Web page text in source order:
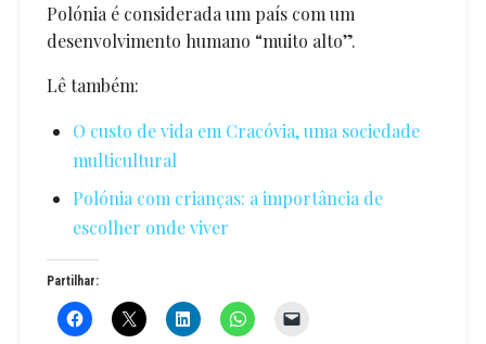
Polónia é considerada um país com um
desenvolvimento humano “muito alto”.
Lê também:
O custo de vida em Cracóvia, uma sociedade
multicultural
Polónia com crianças: a importância de
escolher onde viver
Partilhar: